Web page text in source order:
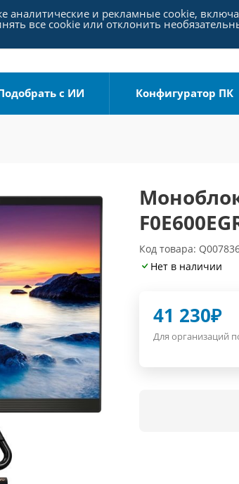
с ИИ Конфигуратор ПК
Код товара:
Нет в наличии
41 230₽
Для организаций
аналитические и рекламные cookie,
все cookie или отклонить